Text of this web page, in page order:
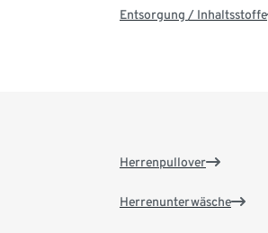
Entsorgung / Inhaltsstoffe
Herrenpullover
Herrenunterwäsche